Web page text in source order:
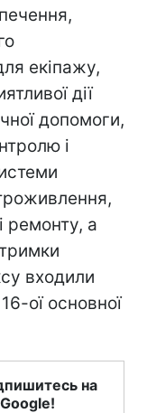
екіпажу,
дії
допомоги,
і
ремонту, а
входили
ої основної
на